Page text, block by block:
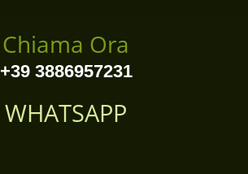
Chiama Ora
+39 3886957231
WHATSAPP